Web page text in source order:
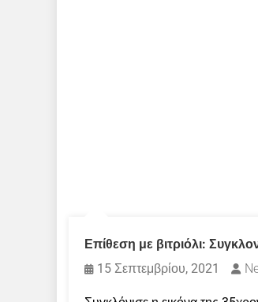
Επίθεση με βιτριόλι:
15 Σεπτεμβρίου, 2021